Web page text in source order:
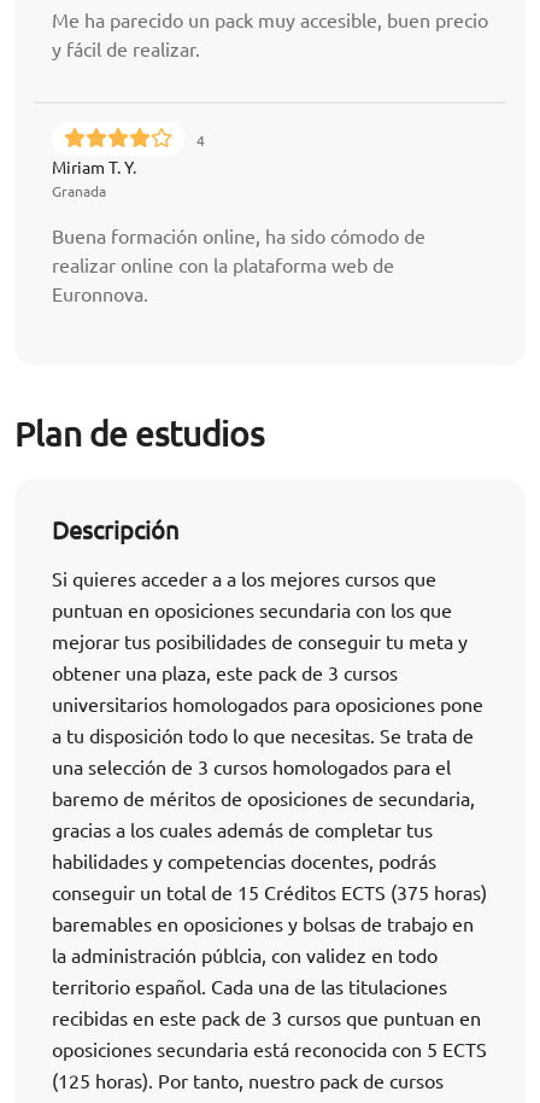
Me ha parecido un pack muy accesible, buen precio
y fácil de realizar.
4
Miriam T. Y.
Granada
Buena formación online, ha sido cómodo de
realizar online con la plataforma web de
Euronnova.
Plan de estudios
Descripción
Si quieres acceder a a los mejores cursos que
puntuan en oposiciones secundaria con los que
mejorar tus posibilidades de conseguir tu meta y
obtener una plaza, este pack de 3 cursos
universitarios homologados para oposiciones pone
a tu disposición todo lo que necesitas. Se trata de
una selección de 3 cursos homologados para el
baremo de méritos de oposiciones de secundaria,
gracias a los cuales además de completar tus
habilidades y competencias docentes, podrás
conseguir un total de 15 Créditos ECTS (375 horas)
baremables en oposiciones y bolsas de trabajo en
la administración públcia, con validez en todo
territorio español. Cada una de las titulaciones
recibidas en este pack de 3 cursos que puntuan en
oposiciones secundaria está reconocida con 5 ECTS
(125 horas). Por tanto, nuestro pack de cursos